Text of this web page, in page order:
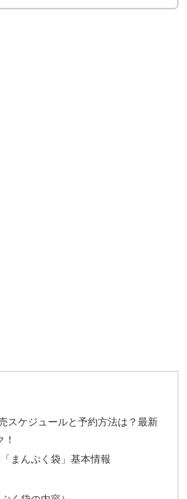
スケジュールと予約方法は？最新
まんぷく袋」基本情報